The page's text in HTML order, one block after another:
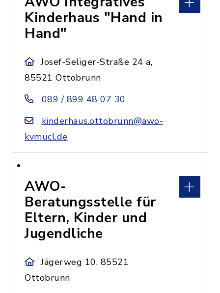
Kinderhaus "Hand in
Hand"
Josef-Seliger-Straße 24 a,
85521 Ottobrunn
089 / 899 48 07 30
kinderhaus.ottobrunn@awo-
kvmucl.de
AWO-
Beratungsstelle für
Eltern, Kinder und
Jugendliche
Jägerweg 10, 85521
Ottobrunn